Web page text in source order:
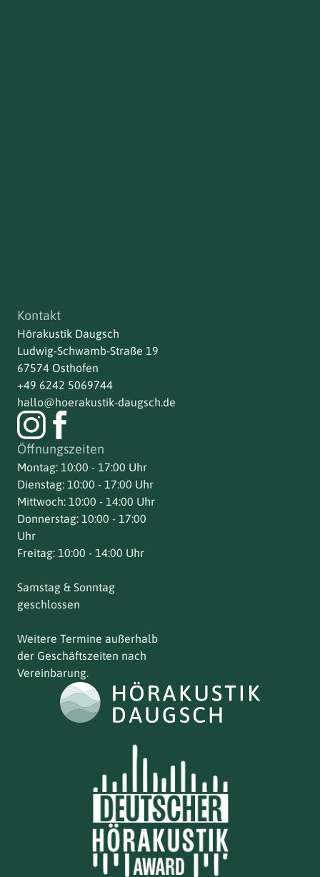
Kontakt
Hörakustik Daugsch
Ludwig-Schwamb-Straße 19
67574 Osthofen
+49 6242 5069744
hallo@hoerakustik-daugsch.de
Öffnungszeiten
Montag: 10:00 - 17:00 Uhr
Dienstag: 10:00 - 17:00 Uhr
Mittwoch: 10:00 - 14:00 Uhr
Donnerstag: 10:00 - 17:00
Uhr
Freitag: 10:00 - 14:00 Uhr
Samstag & Sonntag
geschlossen
Weitere Termine außerhalb
der Geschäftszeiten nach
Vereinbarung.